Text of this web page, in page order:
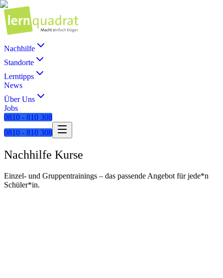
Nachhilfe
Standorte
Lerntipps
News
Über Uns
Jobs
0810 - 810 308
0810 - 810 308
Nachhilfe Kurse
Einzel- und Gruppentrainings – das passende Angebot für jede*n
Schüler*in.